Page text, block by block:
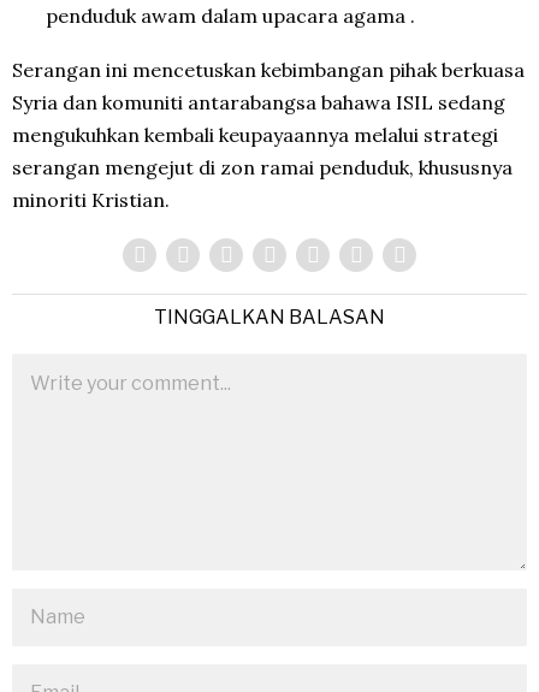
penduduk awam dalam upacara agama .
Serangan ini mencetuskan kebimbangan pihak berkuasa
Syria dan komuniti antarabangsa bahawa ISIL sedang
mengukuhkan kembali keupayaannya melalui strategi
serangan mengejut di zon ramai penduduk, khususnya
minoriti Kristian.
TINGGALKAN BALASAN